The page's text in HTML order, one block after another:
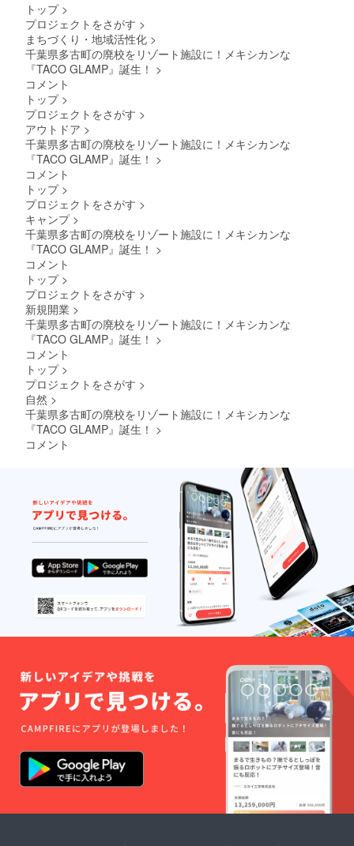
トップ >
プロジェクトをさがす >
まちづくり・地域活性化 >
千葉県多古町の廃校をリゾート施設に！メキシカンな
『TACO GLAMP』誕生！ >
コメント
トップ >
プロジェクトをさがす >
アウトドア >
千葉県多古町の廃校をリゾート施設に！メキシカンな
『TACO GLAMP』誕生！ >
コメント
トップ >
プロジェクトをさがす >
キャンプ >
千葉県多古町の廃校をリゾート施設に！メキシカンな
『TACO GLAMP』誕生！ >
コメント
トップ >
プロジェクトをさがす >
新規開業 >
千葉県多古町の廃校をリゾート施設に！メキシカンな
『TACO GLAMP』誕生！ >
コメント
トップ >
プロジェクトをさがす >
自然 >
千葉県多古町の廃校をリゾート施設に！メキシカンな
『TACO GLAMP』誕生！ >
コメント